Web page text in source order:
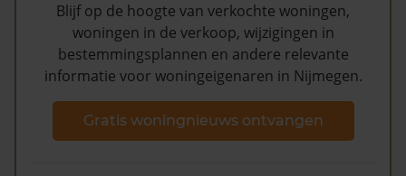
Blijf op de hoogte van verkochte woningen,
woningen in de verkoop, wijzigingen in
bestemmingsplannen en andere relevante
informatie voor woningeigenaren in Nijmegen.
Gratis woningnieuws ontvangen